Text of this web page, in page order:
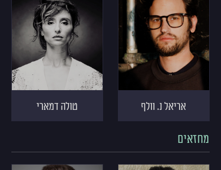
אריאל נ. וולף טולה דמארי
מחזאים